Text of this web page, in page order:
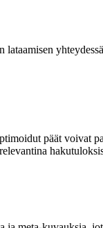
päät voivat